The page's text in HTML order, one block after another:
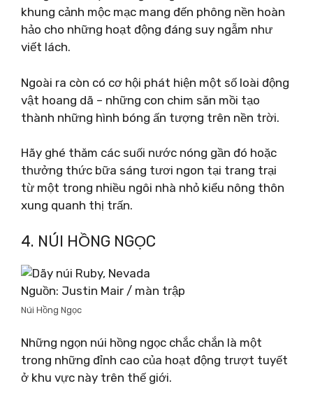
khung cảnh mộc mạc mang đến phông nền hoàn
hảo cho những hoạt động đáng suy ngẫm như
viết lách.
Ngoài ra còn có cơ hội phát hiện một số loài động
vật hoang dã – những con chim săn mồi tạo
thành những hình bóng ấn tượng trên nền trời.
Hãy ghé thăm các suối nước nóng gần đó hoặc
thưởng thức bữa sáng tươi ngon tại trang trại
từ một trong nhiều ngôi nhà nhỏ kiểu nông thôn
xung quanh thị trấn.
4. NÚI HỒNG NGỌC
Nguồn: Justin Mair / màn trập
Núi Hồng Ngọc
Những ngọn núi hồng ngọc chắc chắn là một
trong những đỉnh cao của hoạt động trượt tuyết
ở khu vực này trên thế giới.